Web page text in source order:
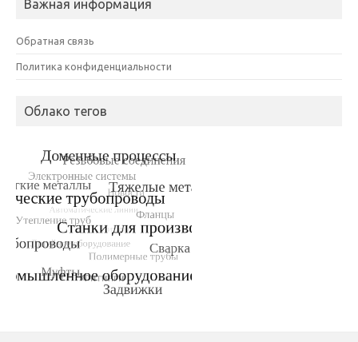
Важная информация
Обратная связь
Политика конфиденциальности
Облако тегов